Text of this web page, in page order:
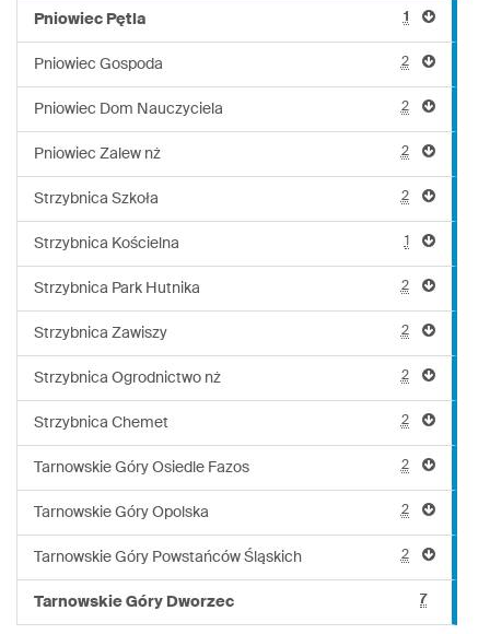
Pniowiec Pętla 1
Pniowiec Gospoda 2
Pniowiec Dom Nauczyciela 2
Pniowiec Zalew nż 2
Strzybnica Szkoła 2
Strzybnica Kościelna 1
Strzybnica Park Hutnika 2
Strzybnica Zawiszy 2
Strzybnica Ogrodnictwo nż 2
Strzybnica Chemet 2
Tarnowskie Góry Osiedle Fazos 2
Tarnowskie Góry Opolska 2
Tarnowskie Góry Powstańców Śląskich 2
Tarnowskie Góry Dworzec 7